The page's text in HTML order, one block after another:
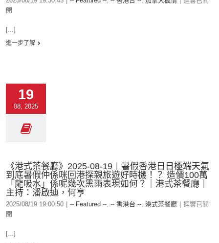
閉
[...]
進一步了解
19
08, 2025
《港式茶餐廳》2025-08-19︱暑假香港日日極端天氣
到底暑假仲係咪回港探親旅遊好時機！？ 造價100萬
「龍吸水」係呢幾次黑雨表現如何？｜港式茶餐廳｜
主持：潘啟迪，何亨
2025/08/19 19:00:50 -- Featured --, -- 香港台 --, 港式茶餐廳
迴響已關
閉
[...]